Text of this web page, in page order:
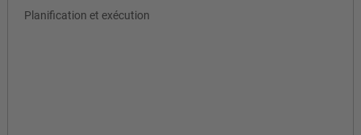
Planification et exécution